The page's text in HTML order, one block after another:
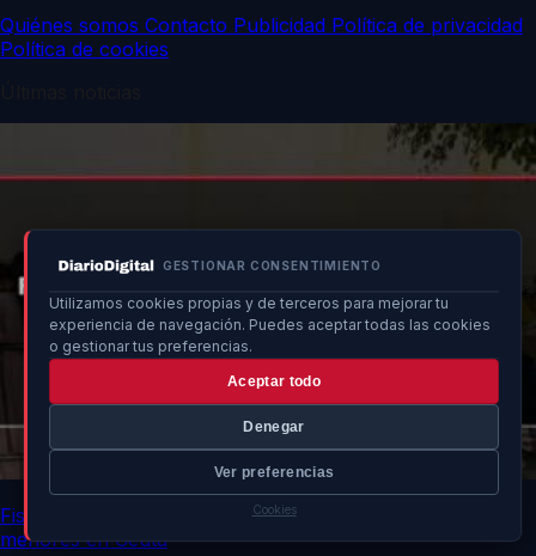
GESTIONAR CONSENTIMIENTO
Utilizamos cookies propias y de terceros para mejorar tu
experiencia de navegación. Puedes aceptar todas las cookies
o gestionar tus preferencias.
Aceptar todo
Denegar
Ver preferencias
Cookies
Quiénes somos Contacto Publicidad Política de privacidad
Política de cookies
Fiscalía intervendrá ante rechazo de comunidades a
menores en Ceuta